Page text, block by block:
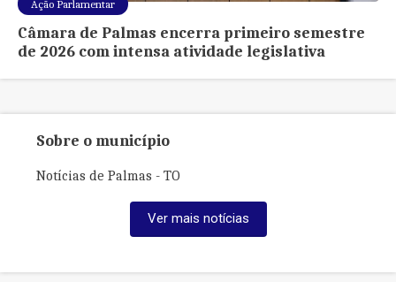
Ação Parlamentar
Câmara de Palmas encerra primeiro semestre
de 2026 com intensa atividade legislativa
Sobre o município
Notícias de Palmas - TO
Ver mais notícias